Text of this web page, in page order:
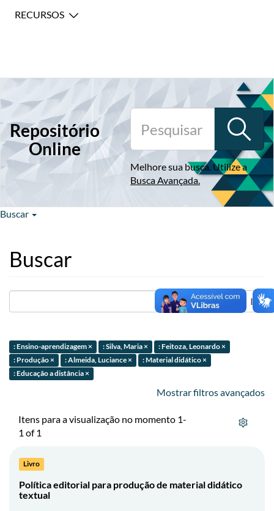
RECURSOS
Repositório
Online
Melhore sua busca. Utilize a
Busca Avançada.
Buscar
Buscar
Ir
: Ensino-aprendizagem × : Silva, Maria ×
: Feitoza, Leonardo ×
: Produção ×
: Almeida, Luciance ×
: Material didático ×
: Educação a distância ×
Mostrar filtros avançados
Itens para a visualização no momento 1-
1 of 1
Livro
Política editorial para produção de material didático
textual